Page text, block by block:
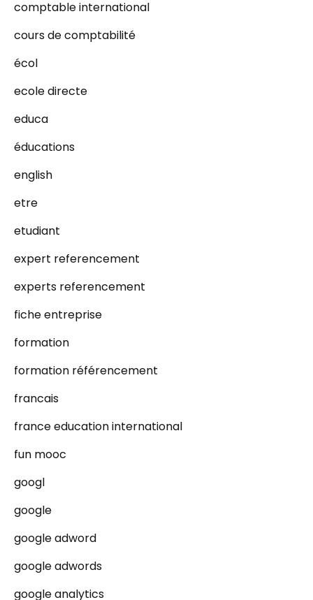
comptable international
cours de comptabilité
écol
ecole directe
educa
éducations
english
etre
etudiant
expert referencement
experts referencement
fiche entreprise
formation
formation référencement
francais
france education international
fun mooc
googl
google
google adword
google adwords
google analytics